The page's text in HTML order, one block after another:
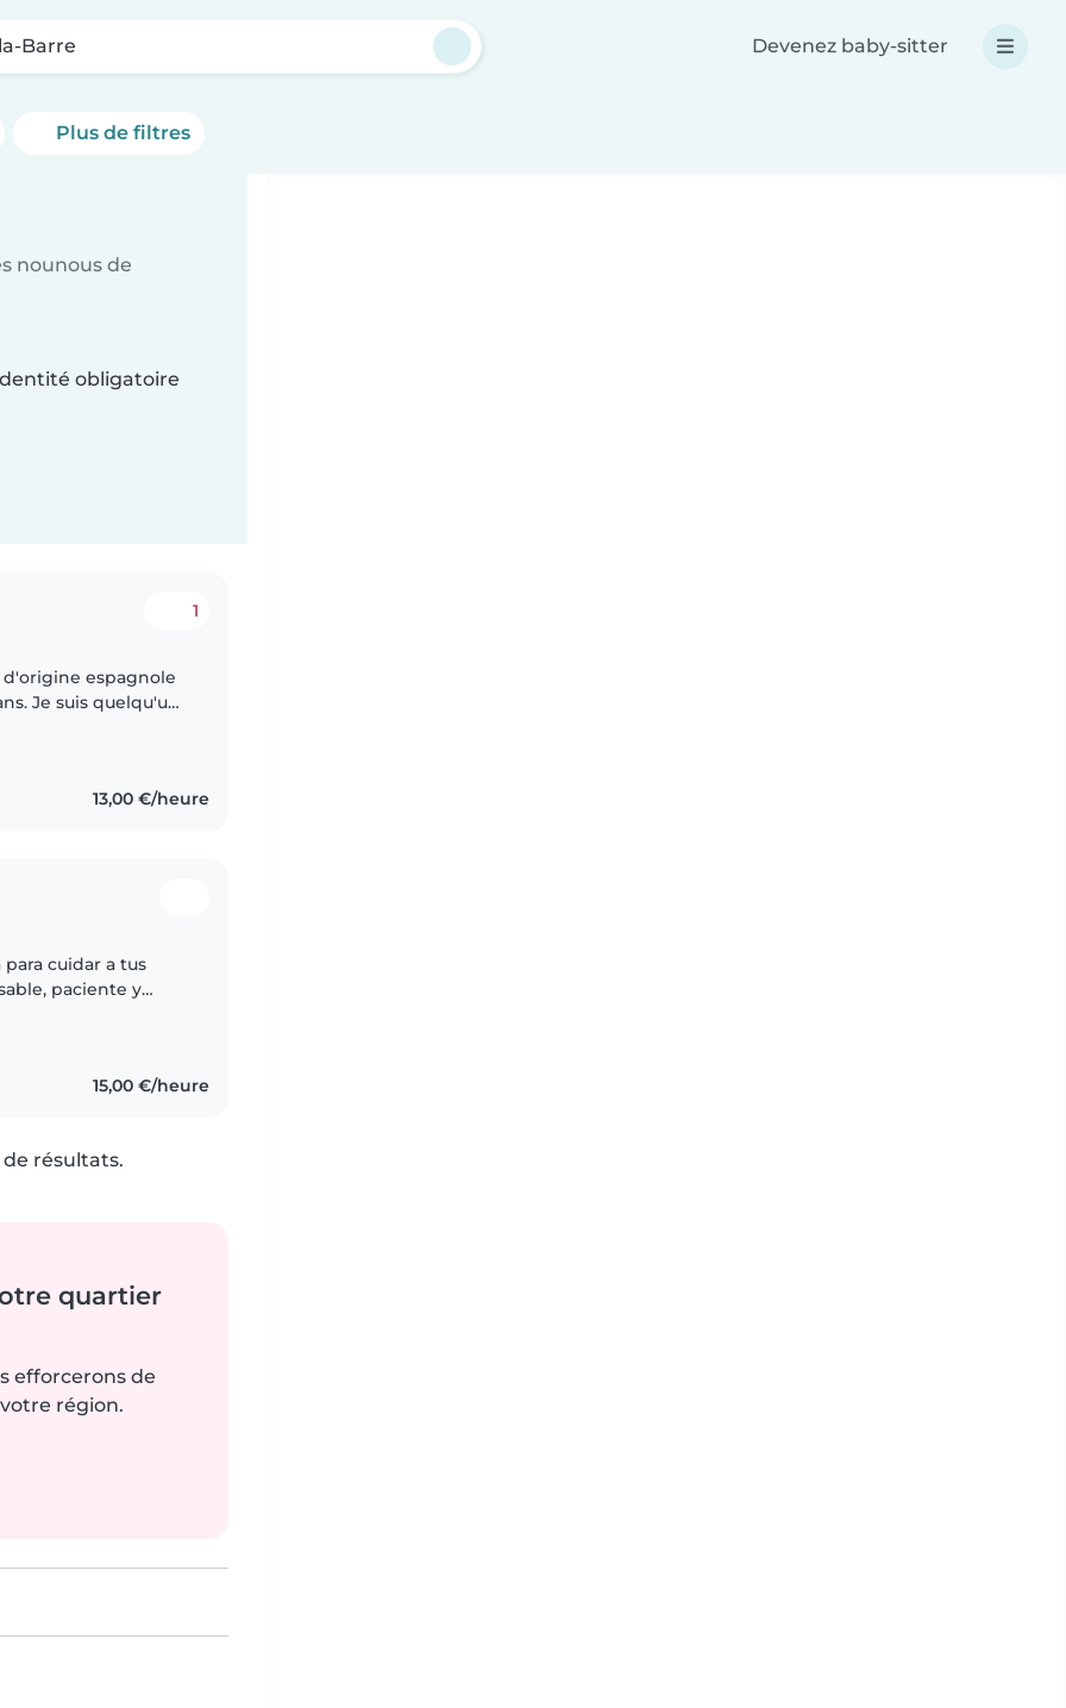
Barre Devenez baby-sitter
Plus de filtres
nounous de
obligatoire
1
d'origine espagnole
Je suis quelqu'un
13,00 €/heure
para cuidar a tus
15,00 €/heure
résultats.
quartier
efforcerons de
région.